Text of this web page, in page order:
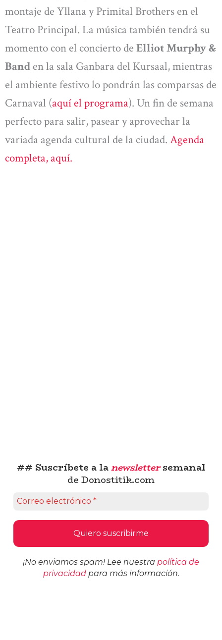
montaje de Yllana y Primital Brothers en el
Teatro Principal. La música también tendrá su
momento con el concierto de Elliot Murphy &
Band en la sala Ganbara del Kursaal, mientras
el ambiente festivo lo pondrán las comparsas de
Carnaval (aquí el programa). Un fin de semana
perfecto para salir, pasear y aprovechar la
variada agenda cultural de la ciudad. Agenda
completa, aquí.
## Suscríbete a lanewslettersemanal
de Donostitik.com
¡No enviamos spam! Lee nuestra política de
privacidadpara más información.